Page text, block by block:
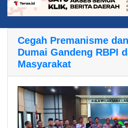
Cegah Premanisme
Dumai Gandeng RBPI
Masyarakat